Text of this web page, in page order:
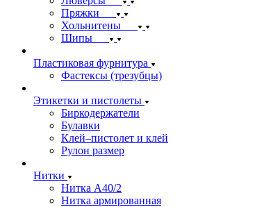
Пряжки
Хольнитены
Шипы
Пластиковая фурнитура
Фастексы (трезубцы)
Этикетки и пистолеты
Биркодержатели
Булавки
Клей–пистолет и клей
Рулон размер
Нитки
Нитка А40/2
Нитка армированная